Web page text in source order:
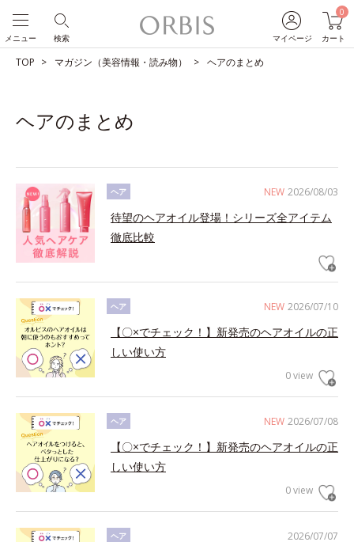
マイページ
0
カート
検索
メニュー
TOP マガジン（美容情報・読み物） ヘアのまとめ
ヘアのまとめ
NEW 2026/08/03
ヘア
待望のヘアオイル登場！シリーズ全アイテム
徹底比較
NEW 2026/07/10
ヘア
【〇×でチェック！】新発売のヘアオイルの正
しい使い方
0 view
NEW 2026/07/08
ヘア
【〇×でチェック！】新発売のヘアオイルの正
しい使い方
0 view
2026/07/07
ヘア